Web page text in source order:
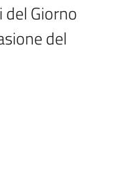
del Giorno
del